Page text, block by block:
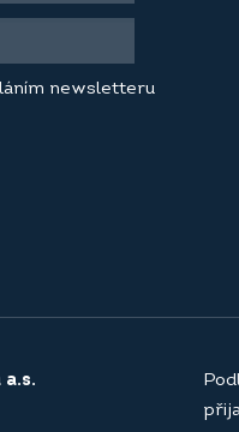
newsletteru
a.s.